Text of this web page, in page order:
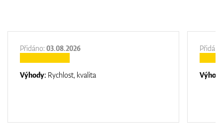
Přidáno: 03.08.2026
Výhody: Rychlost, kvalita